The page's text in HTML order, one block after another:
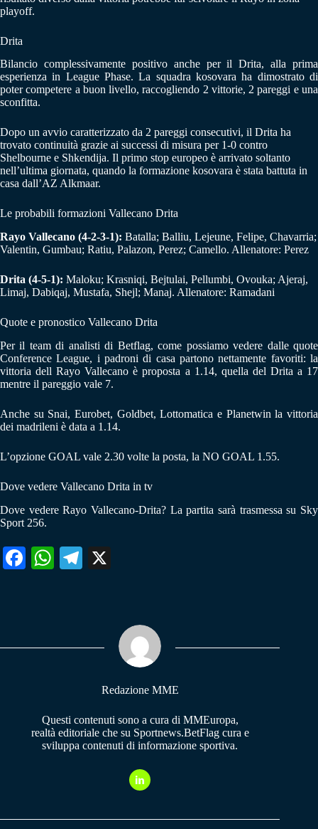
playoff.
Drita
Bilancio complessivamente positivo anche per il Drita, alla prima
esperienza in League Phase. La squadra kosovara ha dimostrato di
poter competere a buon livello, raccogliendo 2 vittorie, 2 pareggi e una
sconfitta.
Dopo un avvio caratterizzato da 2 pareggi consecutivi, il Drita ha
trovato continuità grazie ai successi di misura per 1-0 contro
Shelbourne e Shkendija. Il primo stop europeo è arrivato soltanto
nell’ultima giornata, quando la formazione kosovara è stata battuta in
casa dall’AZ Alkmaar.
Le probabili formazioni Vallecano Drita
Rayo Vallecano (4-2-3-1): Batalla; Balliu, Lejeune, Felipe, Chavarria;
Valentin, Gumbau; Ratiu, Palazon, Perez; Camello. Allenatore: Perez
Drita (4-5-1): Maloku; Krasniqi, Bejtulai, Pellumbi, Ovouka; Ajeraj,
Limaj, Dabiqaj, Mustafa, Shejl; Manaj. Allenatore: Ramadani
Quote e pronostico Vallecano Drita
Per il team di analisti di Betflag, come possiamo vedere dalle quote
Conference League, i padroni di casa partono nettamente favoriti: la
vittoria dell Rayo Vallecano è proposta a 1.14, quella del Drita a 17
mentre il pareggio vale 7.
Anche su Snai, Eurobet, Goldbet, Lottomatica e Planetwin la vittoria
dei madrileni è data a 1.14.
L’opzione GOAL vale 2.30 volte la posta, la NO GOAL 1.55.
Dove vedere Vallecano Drita in tv
Dove vedere Rayo Vallecano-Drita? La partita sarà trasmessa su Sky
Sport 256.
Fa W
pp
Te
m
Redazione MME
Questi contenuti sono a cura di MMEuropa,
realtà editoriale che su Sportnews.BetFlag cura e
sviluppa contenuti di informazione sportiva.